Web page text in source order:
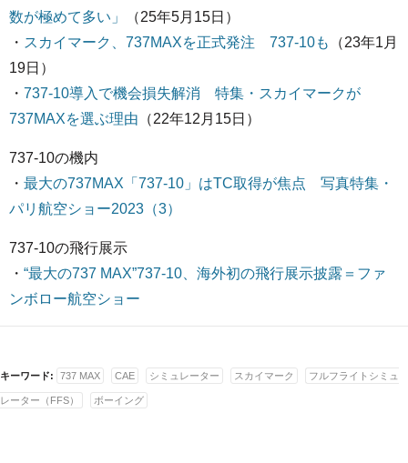
数が極めて多い」
（25年5月15日）
・ スカイマーク、737MAXを正式発注 737-10も
（23年1月
19日）
・ 737-10導入で機会損失解消 特集・スカイマークが
737MAXを選ぶ理由 （22年12月15日）
737-10の機内
・ 最大の737MAX「737-10」はTC取得が焦点 写真特集・
パリ航空ショー2023（3）
737-10の飛行展示
・ “最大の737 MAX”737-10、海外初の飛行展示披露＝ファ
ンボロー航空ショー
キーワード: 737 MAX CAE シミュレーター スカイマーク フルフライトシミュ
レーター（FFS） ボーイング